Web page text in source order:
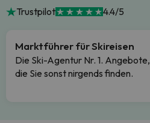
Trustpilot 4.4/5
Marktführer für Skireisen
Die Ski-Agentur Nr. 1. Angebote,
die Sie sonst nirgends finden.